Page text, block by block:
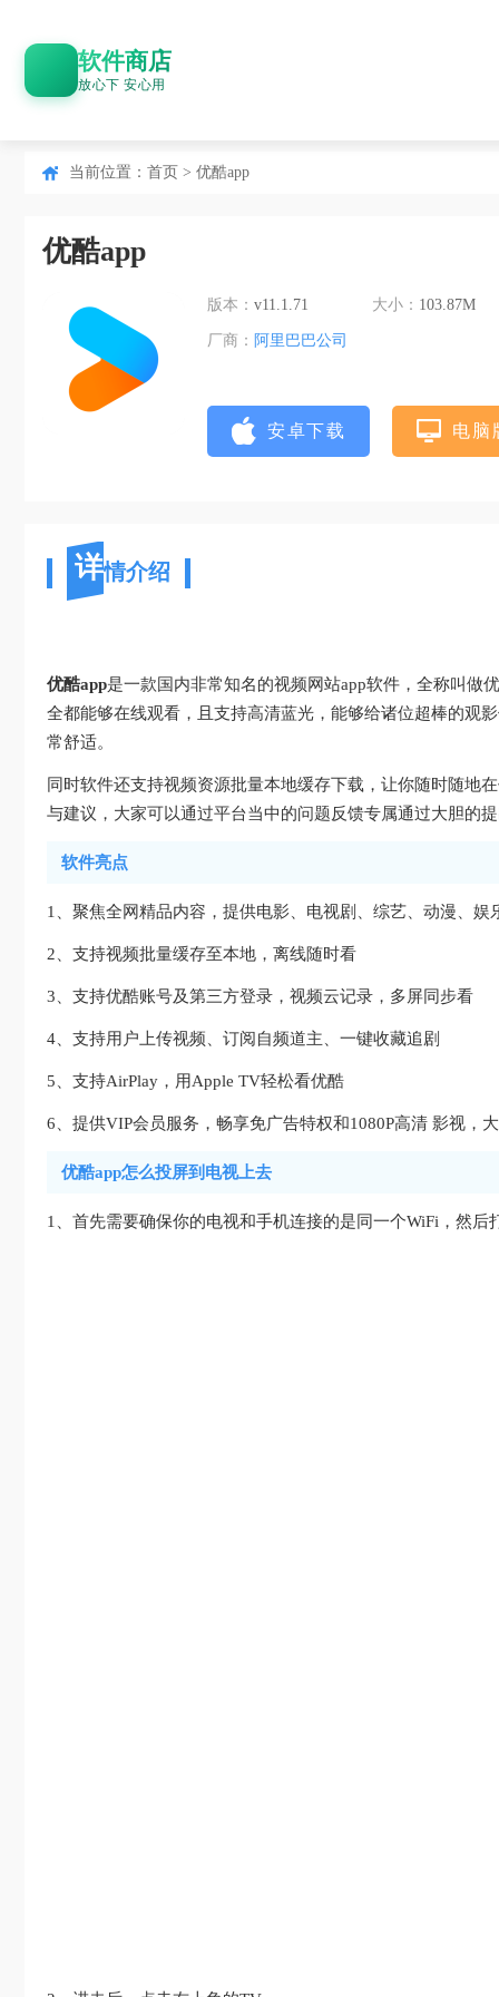
软件商店
放心下 安心用
当前位置： 首页 > 优酷app
优酷app
版本： v11.1.71 大小： 103.87M
厂商： 阿里巴巴公司
安卓下载 电脑
详情介绍
优酷app是一款国内非常知名的视频网站app软件，全称叫做
全都能够在线观看，且支持高清蓝光，能够给诸位超棒的观
常舒适。
同时软件还支持视频资源批量本地缓存下载，让你随时随地
与建议，大家可以通过平台当中的问题反馈专属通过大胆的
软件亮点
1、聚焦全网精品内容，提供电影、电视剧、综艺、动漫、娱
2、支持视频批量缓存至本地，离线随时看
3、支持优酷账号及第三方登录，视频云记录，多屏同步看
4、支持用户上传视频、订阅自频道主、一键收藏追剧
5、支持AirPlay，用Apple TV轻松看优酷
6、提供VIP会员服务，畅享免广告特权和1080P高清 影视，
优酷app怎么投屏到电视上去
1、首先需要确保你的电视和手机连接的是同一个WiFi，然